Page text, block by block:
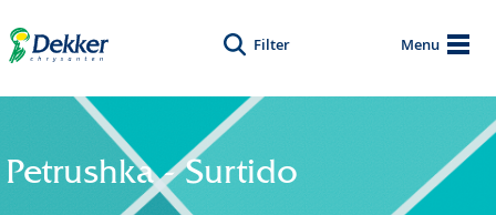
Menu
Filter
Petrushka - Surtido